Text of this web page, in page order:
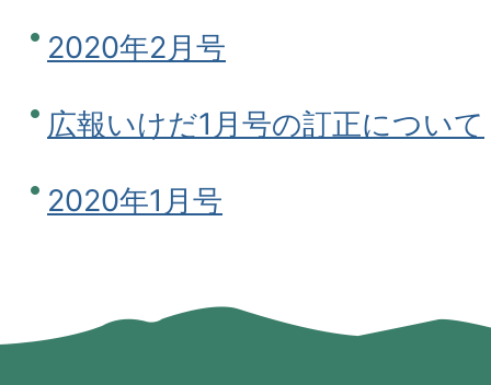
2020年2月号
広報いけだ1月号の訂正について
2020年1月号